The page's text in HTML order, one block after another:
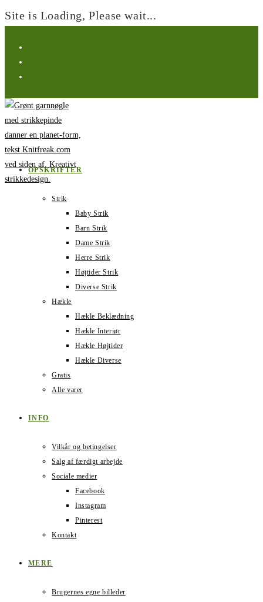
Site is Loading, Please wait...
indhold
OPSKRIFTER
Strik
Baby Strik
Barn Strik
Dame Strik
Herre Strik
Højtider Strik
Diverse Strik
Hækle
Hækle Beklædning
Hækle Interiør
Hækle Højtider
Hækle Diverse
Gratis
Alle varer
INFO
Vilkår og betingelser
Salg af færdigt arbejde
Sociale medier
Facebook
Instagram
Pinterest
Kontakt
MERE
Brugernes egne billeder